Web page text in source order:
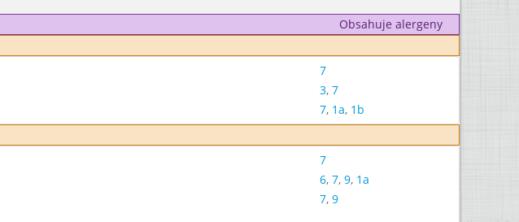
Obsahuje alergeny
7
3, 7
7, 1a, 1b
7
6, 7, 9, 1a
7, 9